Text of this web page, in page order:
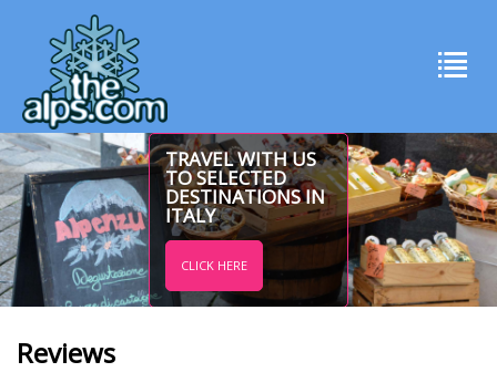
TRAVEL WITH US
TO SELECTED
DESTINATIONS IN
ITALY
CLICK HERE
Reviews